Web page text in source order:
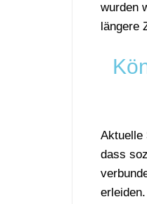
wurden
längere
Aktuelle
dass